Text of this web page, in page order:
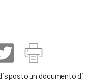
un documento di